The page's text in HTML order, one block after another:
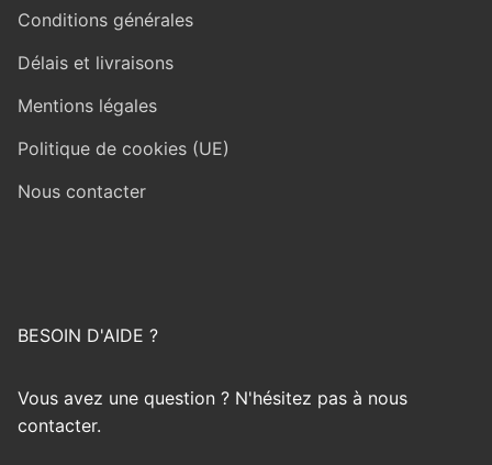
Conditions générales
Délais et livraisons
Mentions légales
Politique de cookies (UE)
Nous contacter
BESOIN D'AIDE ?
Vous avez une question ? N'hésitez pas à nous
contacter.